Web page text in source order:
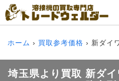
ホーム 買取参考価格 新ダイ
埼玉県より買取 新ダイ